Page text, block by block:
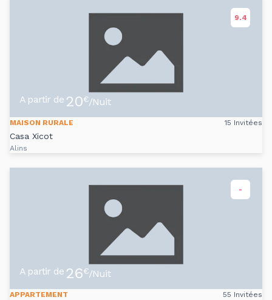
9.4
A partir de 20€/Nuit
MAISON RURALE 15 Invitées
Casa Xicot
Alins
-
A partir de 26€/Nuit
APPARTEMENT 55 Invitées